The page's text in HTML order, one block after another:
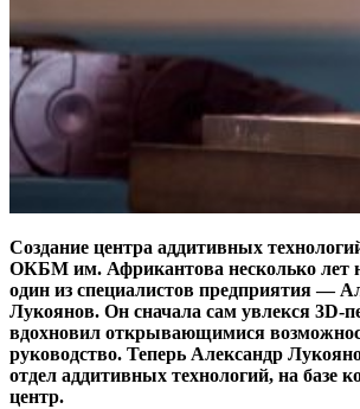
Создание центра аддитивных
ОКБМ им. Африкантова несколько лет
один из специалистов предприятия —
Лукоянов. Он сначала сам увлекся 3D-
вдохновил открывающимися
руководство. Теперь Александр
отдел аддитивных технологий, на базе
центр.